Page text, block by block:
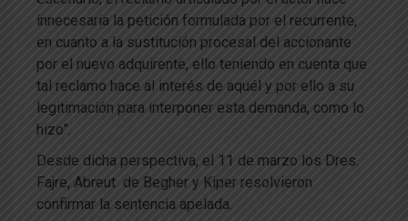
innecesaria la petición formulada por el recurrente,
en cuanto a la sustitución procesal del accionante
por el nuevo adquirente, ello teniendo en cuenta que
tal reclamo hace al interés de aquél y por ello a su
legitimación para interponer esta demanda, como lo
hizo”.
Desde dicha perspectiva, el 11 de marzo los Dres.
Fajre, Abreut de Begher y Kiper resolvieron
confirmar la sentencia apelada.